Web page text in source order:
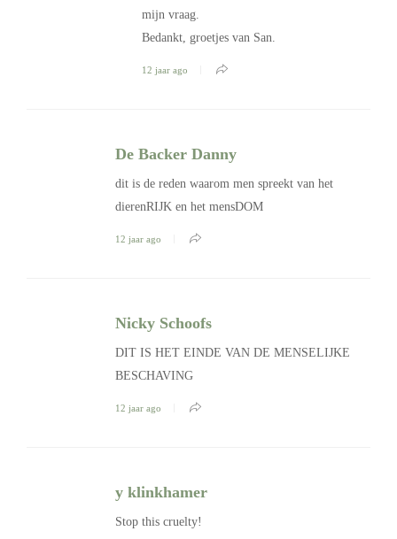
mijn vraag.
Bedankt, groetjes van San.
12 jaar ago
De Backer Danny
dit is de reden waarom men spreekt van het
dierenRIJK en het mensDOM
12 jaar ago
Nicky Schoofs
DIT IS HET EINDE VAN DE MENSELIJKE
BESCHAVING
12 jaar ago
y klinkhamer
Stop this cruelty!